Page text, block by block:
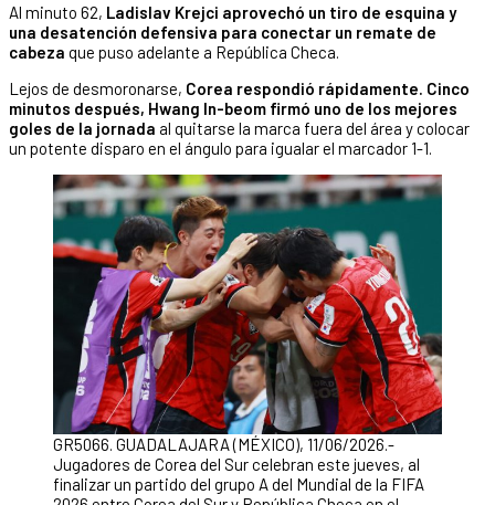
Al minuto 62, Ladislav Krejci aprovechó un tiro de esquina y
una desatención defensiva para conectar un remate de
cabeza que puso adelante a República Checa.
Lejos de desmoronarse, Corea respondió rápidamente. Cinco
minutos después, Hwang In-beom firmó uno de los mejores
goles de la jornada al quitarse la marca fuera del área y colocar
un potente disparo en el ángulo para igualar el marcador 1-1.
GR5066. GUADALAJARA (MÉXICO), 11/06/2026.-
Jugadores de Corea del Sur celebran este jueves, al
finalizar un partido del grupo A del Mundial de la FIFA